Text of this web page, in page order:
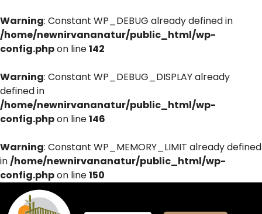
Warning: Constant WP_DEBUG already defined in
/home/newnirvananatur/public_html/wp-
config.phpon line142
Warning: Constant WP_DEBUG_DISPLAY already
defined in
/home/newnirvananatur/public_html/wp-
config.phpon line146
Warning: Constant WP_MEMORY_LIMIT already defined
in/home/newnirvananatur/public_html/wp-
config.phpon line150